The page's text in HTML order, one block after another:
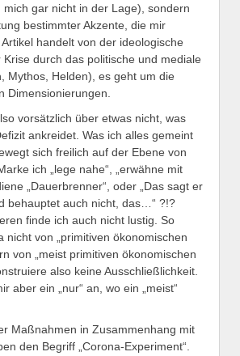
mich gar nicht in der Lage), sondern
bestimmter Akzente, die mir
handelt von der ideologische
durch das politische und mediale
Mythos, Helden), es geht um die
Dimensionierungen.
vorsätzlich über etwas nicht, was
ankreidet. Was ich alles gemeint
sich freilich auf der Ebene von
ich „lege nahe“, „erwähne mit
„Dauerbrenner“, oder „Das sagt er
behauptet auch nicht, das…“ ?!?
finde ich auch nicht lustig. So
nicht von „primitiven ökonomischen
von „meist primitiven ökonomischen
also keine Ausschließlichkeit.
aber ein „nur“ an, wo ein „meist“
Maßnahmen in Zusammenhang mit
den Begriff „Corona-Experiment“.